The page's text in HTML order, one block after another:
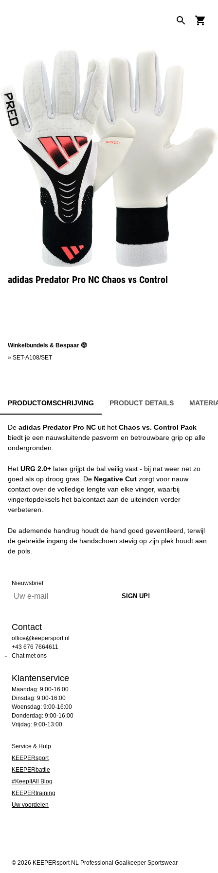
adidas Predator Pro NC Chaos vs Control
Winkelbundels & Bespaar 🤑
» SET-A108/SET
PRODUCTOMSCHRIJVING PRODUCT DETAILS
De adidas Predator Pro NC uit het Chaos vs. Control Pack
biedt je een nauwsluitende pasvorm en betrouwbare grip op alle
ondergronden.
Het URG 2.0+ latex grijpt de bal veilig vast - bij nat weer net zo
goed als op droog gras. De Negative Cut zorgt voor nauw
contact over de volledige lengte van elke vinger, waarbij
vingertopdeksels het balcontact aan de uiteinden verder
verbeteren.
De ademende handrug houdt de hand goed geventileerd, terwijl
de gebreide ingang de handschoen stevig op zijn plek houdt aan
de pols.
Nieuwsbrief
Contact
office@keepersport.nl
+43 676 7664611
Chat met ons
Klantenservice
Maandag: 9:00-16:00
Dinsdag: 9:00-16:00
Woensdag: 9:00-16:00
Donderdag: 9:00-16:00
Vrijdag: 9:00-13:00
Service & Hulp
KEEPERsport
KEEPERbattle
#KeepItAll Blog
KEEPERtraining
Uw voordelen
© 2026 KEEPERsport NL Professional Goalkeeper Sportswear